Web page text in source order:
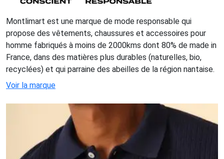
Montlimart est une marque de mode responsable qui
propose des vêtements, chaussures et accessoires pour
homme fabriqués à moins de 2000kms dont 80% de made in
France, dans des matières plus durables (naturelles, bio,
recyclées) et qui parraine des abeilles de la région nantaise.
Voir la marque